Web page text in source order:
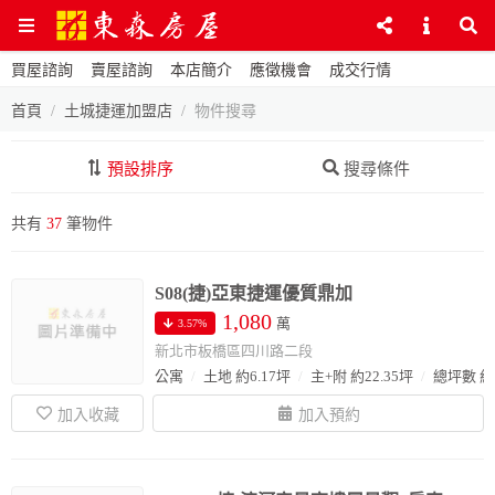
買屋諮詢 賣屋諮詢 本店簡介 應徵機會 成交行情
首頁 土城捷運加盟店 物件搜尋
預設排序 搜尋條件
共有 37 筆物件
S08(捷)亞東捷運優質鼎加
3.57% 1,080 萬
新北市板橋區四川路二段
公寓
土地 約6.17坪 主+附 約22.35坪 總坪數